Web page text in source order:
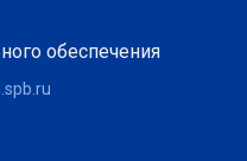
обеспечения